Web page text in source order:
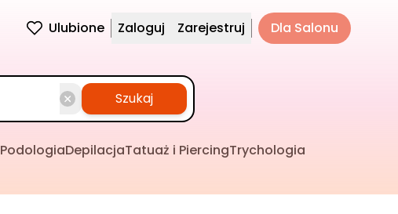
Ulubione Zaloguj Zarejestruj Dla Salonu
Szukaj
PodologiaDepilacjaTatuaż i PiercingTrychologia